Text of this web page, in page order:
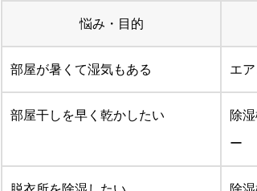
悩み・目的
部屋が暑くて湿気もある エ
部屋干しを早く乾かしたい 除
ー